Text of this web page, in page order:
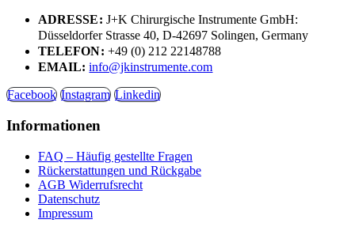
ADRESSE: J+K Chirurgische Instrumente GmbH:
Düsseldorfer Strasse 40, D-42697 Solingen, Germany
TELEFON: +49 (0) 212 22148788
EMAIL: info@jkinstrumente.com
Facebook Instagram Linkedin
Informationen
FAQ – Häufig gestellte Fragen
Rückerstattungen und Rückgabe
AGB Widerrufsrecht
Datenschutz
Impressum